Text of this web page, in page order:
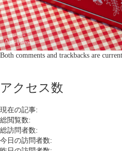
Both comments and trackbacks are
アクセス数
現在の記事:
総閲覧数:
総訪問者数:
今日の訪問者数: